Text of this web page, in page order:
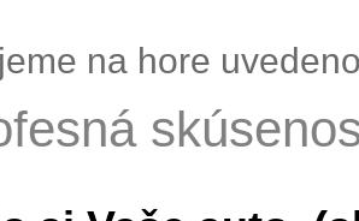
na hore